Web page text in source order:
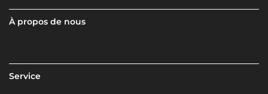
À propos de nous
Service